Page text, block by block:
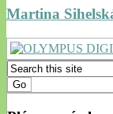
Martina